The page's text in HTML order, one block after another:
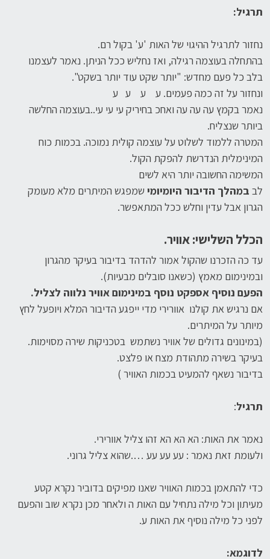
תרגיל:
נחזור לתרגיל ההיגוי של האות 'ע' בקול רם.
בהתחלה בעוצמה רגילה, ואז נחליש ככל הניתן. נאמר לעצמנו
בלב כל פעם מחדש: "יותר שקט עוד יותר בשקט".
ונחזור על זה כמה פעמים. ע ע ע ע
נאמר בקמץ עה עה עה ואחכ בחיריק עי עי עי..בעוצמה החלשה
ביותר שנצליח.
המטרה ללמוד לשלוט על עוצמה קולית נמוכה. בכמות כוח
המינימלית הנדרשת להפקת הקול.
המשימה החשובה יותר היא לשים
לב במהלך הדיבור היומיומי שמפגש המיתרים מלא מעומק
הגרון אבל עדין וחלש ככל המתאפשר.
הכלל השלישי:אוויר.
עד כה הזכרנו שהקול אמור להדהד בדיבור בעיקר מהגרון
ובמינימום מאמץ (כשאנו סובלים מבעיות).
הפעם נוסיף אספקט נוסף במינימום אוויר נלווה לצליל.
אם נרגיש את קולנו אוורירי מדי ייפגע הדיבור המלא ויופעל לחץ
מיותר על המיתרים.
(במינונים גדולים של אוויר נשתמש בטכניקות שירה מסוימות.
בעיקר בשירה מתהודת מצח או פלצט.
בדיבור נשאף להמעיט בכמות האוויר )
תרגיל:
נאמר את האות: הא הא הא זהו צליל אוורירי.
ולעומת זאת נאמר : עע עע עע ….שהוא צליל גרוני.
כדי להתאמן בכמות האוויר שאנו מפיקים בדוביר נקרא קטע
מעיתון וכל מילה נתחיל עם האות ה ולאחר מכן נקרא שוב והפעם
לפני כל מילה נוסיף את האות ע.
לדוגמא: